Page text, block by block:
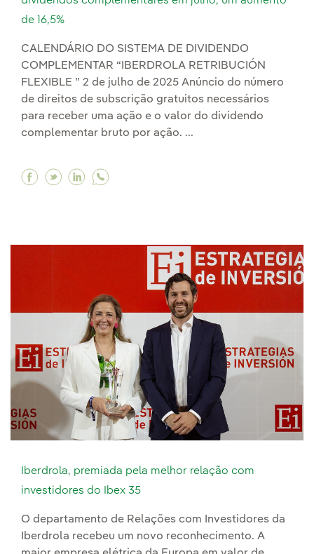
de 16,5%
CALENDÁRIO DO SISTEMA DE DIVIDENDO
COMPLEMENTAR “IBERDROLA RETRIBUCIÓN
FLEXIBLE ” 2 de julho de 2025 Anúncio do número
de direitos de subscrição gratuitos necessários
para receber uma ação e o valor do dividendo
complementar bruto por ação. ...
Facebook A Iberdrola distribuirá 0,409 euros
Twitter A Iberdrola distribuirá 0,409 euros
Linkedin A Iberdrola distribuirá 0,409
Iberdrola, premiada pela melhor relação com
investidores do Ibex 35
O departamento de Relações com Investidores da
Iberdrola recebeu um novo reconhecimento. A